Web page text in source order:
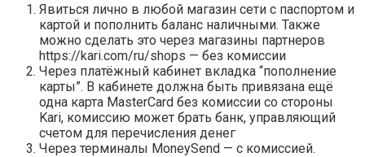
Явиться лично в любой магазин сети с паспортом и
картой и пополнить баланс наличными. Также
можно сделать это через магазины партнеров
https://kari.com/ru/shops — без комиссии
Через платёжный кабинет вкладка “пополнение
карты”. В кабинете должна быть привязана ещё
одна карта MasterCard без комиссии со стороны
Kari, комиссию может брать банк, управляющий
счетом для перечисления денег
Через терминалы MoneySend — с комиссией.